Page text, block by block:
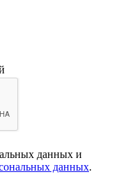
данных и
данных.